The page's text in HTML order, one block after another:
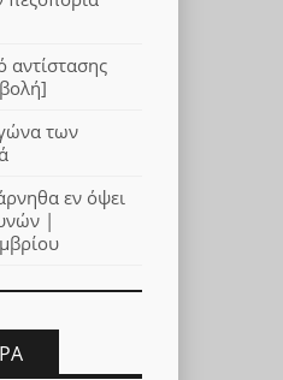
αντίστασης
των
εν όψει
|